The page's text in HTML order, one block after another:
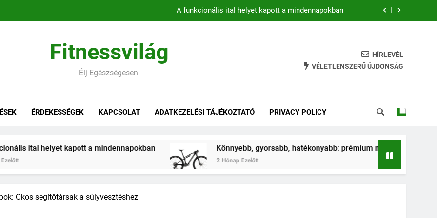
A funkcionális ital helyet kapott a mindennapokban
Belső comb edzés otthon – 5 hatékony gyakorlat feszesebb lábakért
Könnyebb, gyorsabb, hatékonyabb: prémium mountain bike-ok 2026-ban
Fitnessvilág
Élj Egészségesen!
HÍRLEVÉL
VÉLETLENSZERŰ ÚJDONSÁG
ÉRDEKESSÉGEK KAPCSOLAT ADATKEZELÉSI TÁJÉKOZTATÓ PRIVACY POLICY
kapott a mindennapokban Könnyebb, gyorsabb, hatékonyabb: prémium mountain bike-ok 2026-ban
2 Hónap Ezelőtt
Okos segítőtársak a súlyvesztéshez